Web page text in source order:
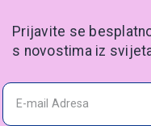
Prijavite se
s novostima iz